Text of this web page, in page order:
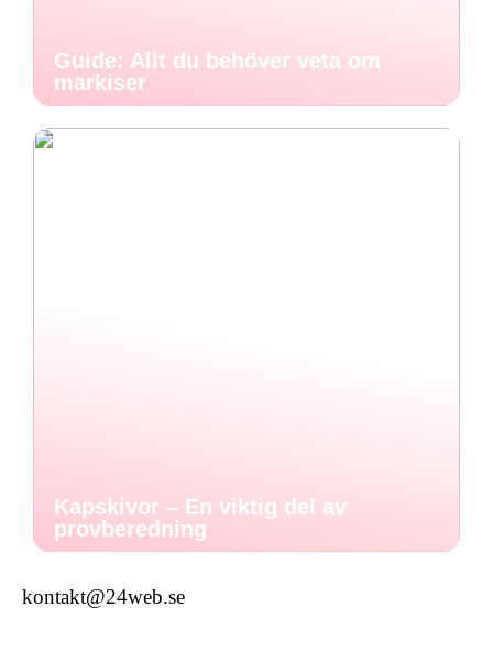
Guide: Allt du behöver veta om
markiser
Kapskivor – En viktig del av
provberedning
kontakt@24web.se